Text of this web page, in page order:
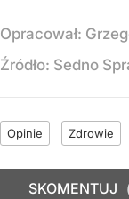
Opracował:
Źródło: Sedno
Opinie Zdrowie
SKOMENTUJ